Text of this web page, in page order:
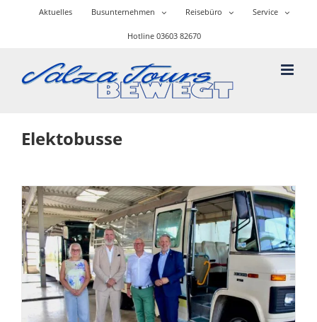
Aktuelles Busunternehmen Reisebüro Service
Hotline 03603 82670
Elektobusse